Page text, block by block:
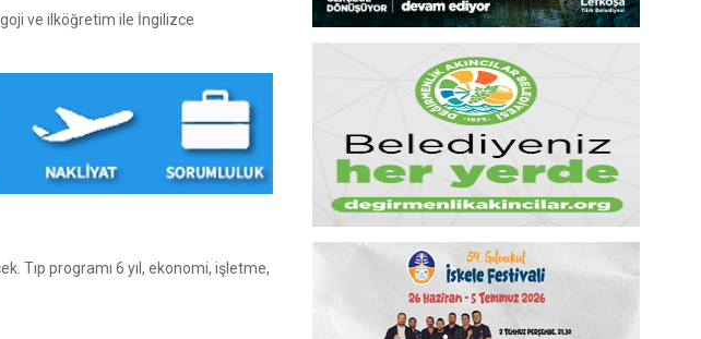
ve ilköğretim ile İngilizce
Tıp programı 6 yıl, ekonomi, işletme,